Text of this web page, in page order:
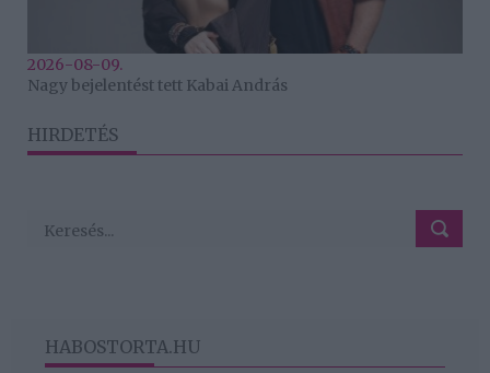
2026-08-09.
Nagy bejelentést tett Kabai András
HIRDETÉS
HABOSTORTA.HU